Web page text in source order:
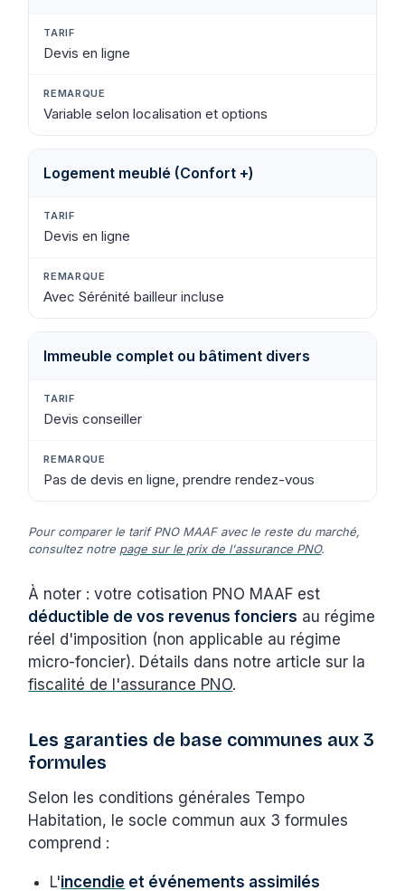
Devis en ligne
Variable selon localisation et options
Logement meublé (Confort +)
Devis en ligne
Avec Sérénité bailleur incluse
Immeuble complet ou bâtiment divers
Devis conseiller
Pas de devis en ligne, prendre rendez-vous
Pour comparer le tarif PNO MAAF avec le reste du marché,
consultez notre page sur le prix de l'assurance PNO.
À noter : votre cotisation PNO MAAF est
déductible de vos revenus fonciers au régime
réel d'imposition (non applicable au régime
micro-foncier). Détails dans notre article sur la
fiscalité de l'assurance PNO.
Les garanties de base communes aux 3
formules
Selon les conditions générales Tempo
Habitation, le socle commun aux 3 formules
comprend :
L'incendie et événements assimilés